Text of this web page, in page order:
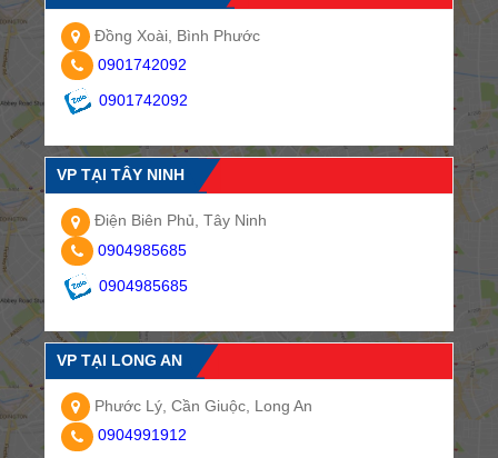
Đồng Xoài, Bình Phước
0901742092
0901742092
VP TẠI TÂY NINH
Điện Biên Phủ, Tây Ninh
0904985685
0904985685
VP TẠI LONG AN
Phước Lý, Cần Giuộc, Long An
0904991912